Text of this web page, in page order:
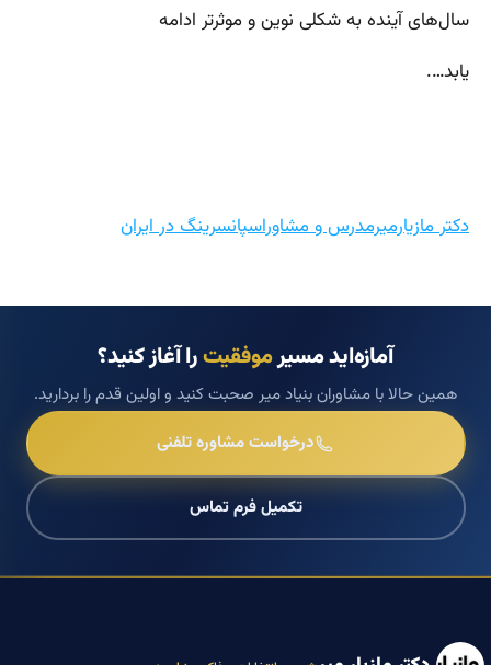
سال‌های آینده به شکلی نوین و موثرتر ادامه
یابد….
دکتر مازیارمیرمدرس و مشاوراسپانسرینگ در ایران
آمازه‌اید مسیرموفقیترا آغاز کنید؟
همین حالا با مشاوران بنیاد میر صحبت کنید و اولین قدم را بردارید.
درخواست مشاوره تلفنی
تکمیل فرم تماس